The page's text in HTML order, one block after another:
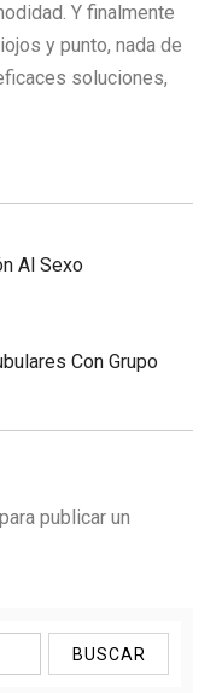
Y finalmente
y punto, nada de
soluciones,
Al Sexo
Con Grupo
para publicar un